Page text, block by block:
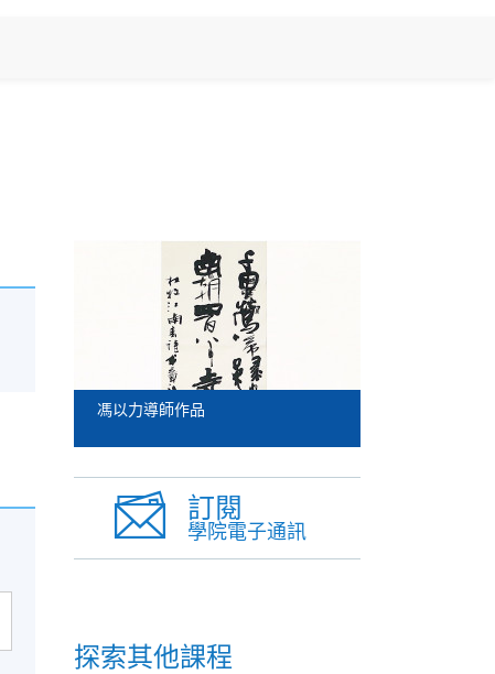
馮以力導師作品
訂閱
學院電子通訊
探索其他課程